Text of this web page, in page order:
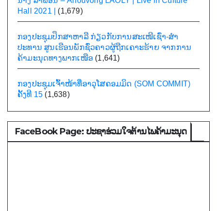
Hall 2021 |
(1,679)
ກອງປະຊຸມປຶກສາຫາລື ກ່ຽວກັບການສະເໜີເຊົ່າ-ສໍາ
ປະທານ ສູນເຮືອນພັກຊົ່ວຄາວຜູ້ຖືກເຄາະຮ້າຍ ຈາກການ
ຄ້າມະນຸດທາງພາກເໜືອ (1,641)
ກອງປະຊຸມເຈົ້າໜ້າທີ່ອາວຸໂສຄອມມິດ (SOM COMMIT)
ຄັ້ງທີ 15 (1,638)
FaceBook Page: ປະຊາຮ່ວມໃຈຕ້ານໄພຄ້າມະນຸດ